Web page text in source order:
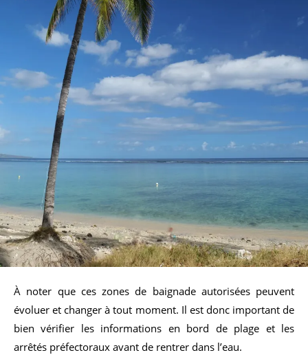
À noter que ces zones de baignade autorisées peuvent
évoluer et changer à tout moment. Il est donc important de
bien vérifier les informations en bord de plage et les
arrêtés préfectoraux avant de rentrer dans l’eau.